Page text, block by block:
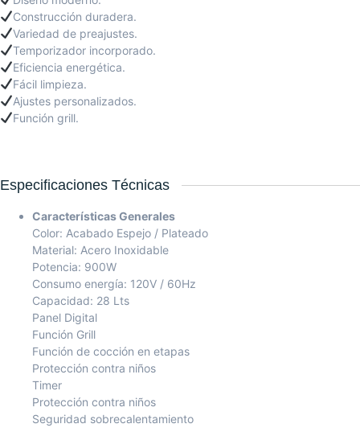
Construcción duradera.
Variedad de preajustes.
Temporizador incorporado.
Eficiencia energética.
Fácil limpieza.
Ajustes personalizados.
Función grill.
Especificaciones Técnicas
Características Generales
Color: Acabado Espejo / Plateado
Material: Acero Inoxidable
Potencia: 900W
Consumo energía: 120V / 60Hz
Capacidad: 28 Lts
Panel Digital
Función Grill
Función de cocción en etapas
Protección contra niños
Timer
Protección contra niños
Seguridad sobrecalentamiento